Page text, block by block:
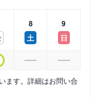
8
土
9
日
ます。詳細はお問い合